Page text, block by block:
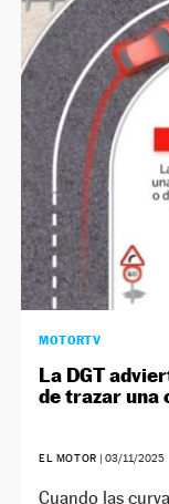
MOTORTV
La DGT
de trazar una
EL MOTOR | 03/11/2025
Cuando las